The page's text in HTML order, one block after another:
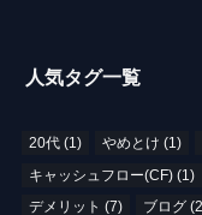
人気タグ一覧
20代(1) やめとけ (1)
キャッシュフロー(CF)(1)
デメリット (7) ブログ